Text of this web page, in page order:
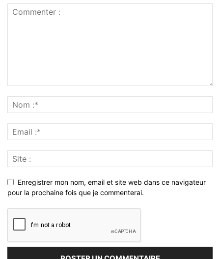
Enregistrer mon nom, email et site web dans ce navigateur
pour la prochaine fois que je commenterai.